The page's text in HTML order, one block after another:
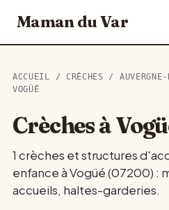
Maman du Var
ACCUEIL / CRÈCHES /
VOGÜÉ
Crèches à
1 crèches et structures
enfance à Vogüé (07200) :
accueils, haltes-garderies.